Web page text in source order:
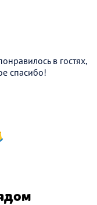
в гостях,
спасибо!